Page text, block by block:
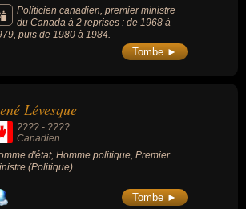
animateur, animateur de radio,
artiste, auteur d'ouvrages politiques,
militant, militant des droits des
homme de loi, ministre de l'éducation,
Politicien canadien, premier ministre
du Canada à 2 reprises : de 1968 à
puis de 1980 à 1984.
Tombe ►
Lévesque
???? - ????
Canadien
d'état, Homme politique, Premier
(Politique).
Tombe ►